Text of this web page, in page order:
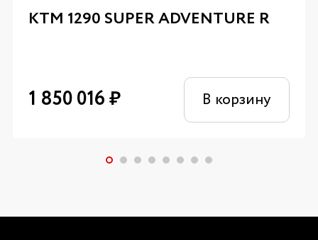
KTM 1290 SUPER ADVENTURE R
1 850 016₽ В корзину